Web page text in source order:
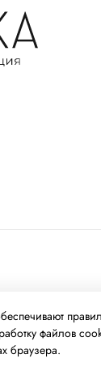
сети
файлов
браузера.